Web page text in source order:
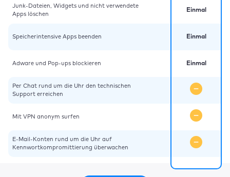
Junk-Dateien, Widgets und nicht verwendete
Apps löschen
Speicherintensive Apps beenden
Adware und Pop-ups blockieren
Per Chat rund um die Uhr den technischen
Support erreichen
Mit VPN anonym surfen
E-Mail-Konten rund um die Uhr auf
Kennwortkompromittierung überwachen
Einmal
Einmal
Einmal